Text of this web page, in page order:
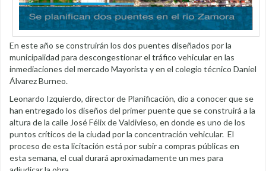
En este año se construirán los dos puentes diseñados por la
municipalidad para descongestionar el tráfico vehicular en las
inmediaciones del mercado Mayorista y en el colegio técnico Daniel
Álvarez Burneo.
Leonardo Izquierdo, director de Planificación, dio a conocer que se
han entregado los diseños del primer puente que se construirá a la
altura de la calle José Félix de Valdivieso, en donde es uno de los
puntos críticos de la ciudad por la concentración vehicular. El
proceso de esta licitación está por subir a compras públicas en
esta semana, el cual durará aproximadamente un mes para